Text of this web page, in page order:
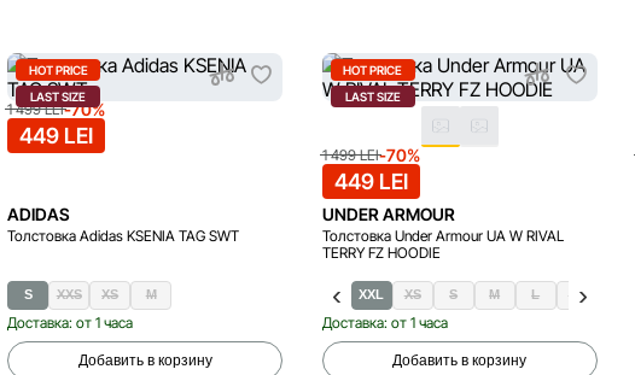
HOT PRICE
LAST SIZE
1 499 LEI-70%
449 LEI
ADIDAS
Толстовка Adidas KSENIA TAG SWT
S XXS XS M
Доставка: от 1 часа
Добавить в корзину
HOT PRICE
LAST SIZE
1 499 LEI-70%
449 LEI
UNDER ARMOUR
Толстовка Under Armour UA W RIVAL
TERRY FZ HOODIE
XXL XS S M L XL
Доставка: от 1 часа
Добавить в корзину